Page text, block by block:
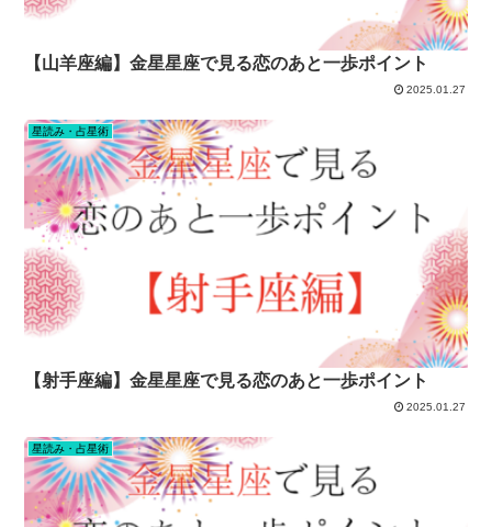
【山羊座編】金星星座で見る恋のあと一歩ポイント
2025.01.27
星読み・占星術
【射手座編】金星星座で見る恋のあと一歩ポイント
2025.01.27
星読み・占星術